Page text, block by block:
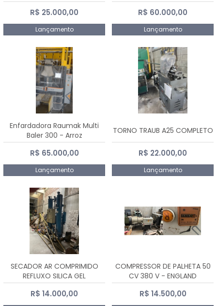
R$ 25.000,00
Lançamento
R$ 60.000,00
Lançamento
Enfardadora Raumak Multi
Baler 300 - Arroz
R$ 65.000,00
Lançamento
TORNO TRAUB A25 COMPLETO
R$ 22.000,00
Lançamento
SECADOR AR COMPRIMIDO
REFLUXO SILICA GEL
R$ 14.000,00
COMPRESSOR DE PALHETA 50
CV 380 V - ENGLAND
R$ 14.500,00